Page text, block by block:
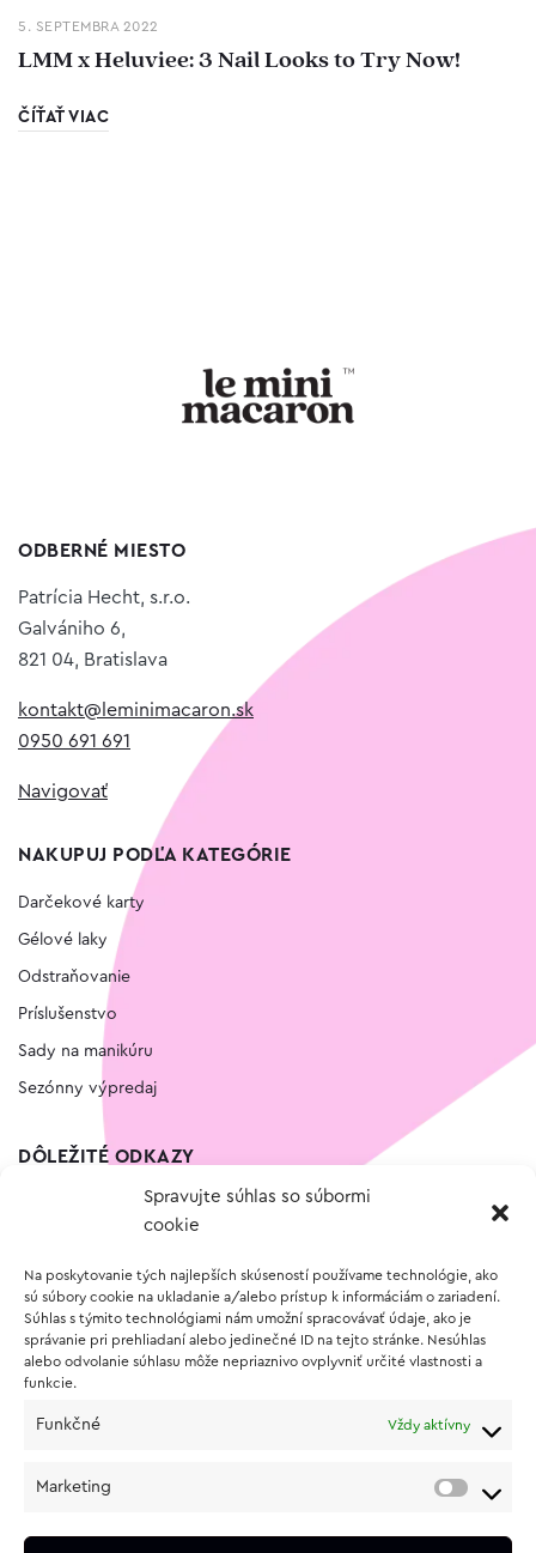
Spravujte súhlas so súbormi
cookie
Na poskytovanie tých najlepších skúseností používame technológie, ako
sú súbory cookie na ukladanie a/alebo prístup k informáciám o zariadení.
Súhlas s týmito technológiami nám umožní spracovávať údaje, ako je
správanie pri prehliadaní alebo jedinečné ID na tejto stránke. Nesúhlas
alebo odvolanie súhlasu môže nepriaznivo ovplyvniť určité vlastnosti a
funkcie.
Funkčné Vždy aktívny
Marketing
5. SEPTEMBRA 2022
LMM x Heluviee: 3 Nail Looks to Try Now!
ČÍŤAŤ VIAC
ODBERNÉ MIESTO
Patrícia Hecht, s.r.o.
Galvániho 6,
821 04, Bratislava
kontakt@leminimacaron.sk
0950 691 691
Navigovať
NAKUPUJ PODĽA KATEGÓRIE
Darčekové karty
Gélové laky
Odstraňovanie
Príslušenstvo
Sady na manikúru
Sezónny výpredaj
DÔLEŽITÉ ODKAZY
Vernostný program
O NÁKUPE
Vrátenie a reklamácia tovaru